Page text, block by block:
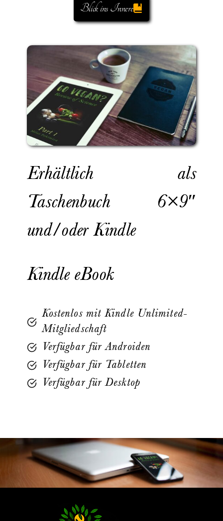
Blick ins Innere
Erhältlich als
Taschenbuch 6×9″
und/oder Kindle
Kindle eBook
Kostenlos mit Kindle Unlimited-
Mitgliedschaft
Verfügbar für Androiden
Verfügbar für Tabletten
Verfügbar für Desktop